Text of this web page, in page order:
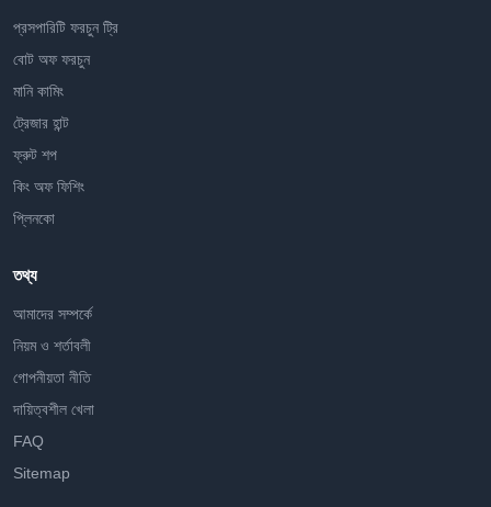
প্রসপারিটি ফরচুন ট্রি
বোট অফ ফরচুন
মানি কামিং
ট্রেজার হান্ট
ফ্রুট শপ
কিং অফ ফিশিং
প্লিনকো
তথ্য
আমাদের সম্পর্কে
নিয়ম ও শর্তাবলী
গোপনীয়তা নীতি
দায়িত্বশীল খেলা
FAQ
Sitemap